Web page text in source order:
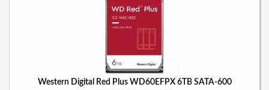
Western Digital Red Plus WD60EFPX 6TB SATA-600